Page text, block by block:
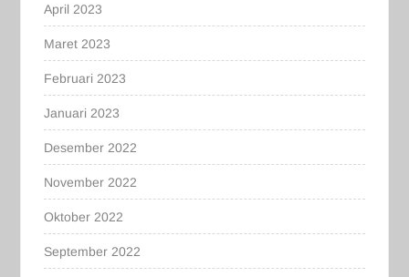
April 2023
Maret 2023
Februari 2023
Januari 2023
Desember 2022
November 2022
Oktober 2022
September 2022